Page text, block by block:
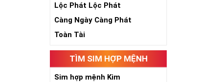
Lộc Phát Lộc Phát
Càng Ngày Càng Phát
Toàn Tài
TÌM SIM HỢP MỆNH
Sim hợp mệnh Kim